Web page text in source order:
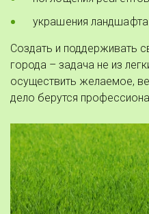
украшения ландшафта
Создать и поддерживать
города – задача не из
осуществить желаемое,
дело берутся